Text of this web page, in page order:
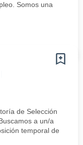
Somos una
de Selección
a un/a
temporal de